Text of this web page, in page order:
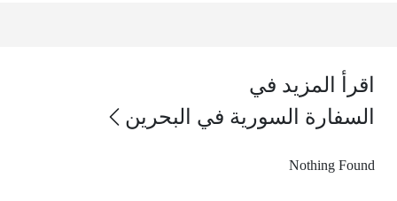
اقرأ المزيد في
السفارة السورية في البحرين
Nothing Found